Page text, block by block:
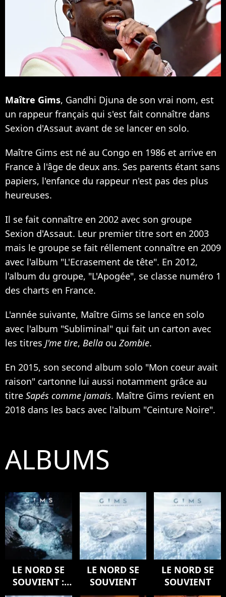
Maître Gims, Gandhi Djuna de son vrai nom, est
un rappeur français qui s'est fait connaître dans
Sexion d'Assaut avant de se lancer en solo.
Maître Gims est né au Congo en 1986 et arrive en
France à l'âge de deux ans. Ses parents étant sans
papiers, l'enfance du rappeur n'est pas des plus
heureuses.
Il se fait connaître en 2002 avec son groupe
Sexion d'Assaut. Leur premier titre sort en 2003
mais le groupe se fait réllement connaître en 2009
avec l'album "L'Ecrasement de tête". En 2012,
l'album du groupe, "L'Apogée", se classe numéro 1
des charts en France.
L'année suivante, Maître Gims se lance en solo
avec l'album "Subliminal" qui fait un carton avec
les titres J'me tire, Bella ou Zombie.
En 2015, son second album solo "Mon coeur avait
raison" cartonne lui aussi notamment grâce au
titre Sapés comme jamais. Maître Gims revient en
2018 dans les bacs avec l'album "Ceinture Noire".
ALBUMS
LE NORD SE
SOUVIENT :
L'ODYSSÉE
LE NORD SE
SOUVIENT
LE NORD SE
SOUVIENT